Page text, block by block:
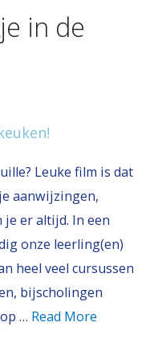
in de
Leuke film is dat
aanwijzingen,
je er altijd. In een
onze leerling(en)
heel veel cursussen
bijscholingen
… Read More